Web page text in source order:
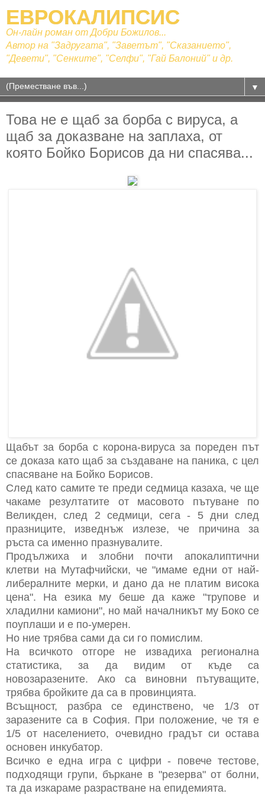
ЕВРОКАЛИПСИС
Он-лайн роман от Добри Божилов...
Автор на "Задругата", "Заветът", "Сказанието",
"Девети", "Сенките", "Селфи", "Гай Балоний" и др.
▼
Това не е щаб за борба с вируса, а
щаб за доказване на заплаха, от
която Бойко Борисов да ни спасява...
Щабът за борба с корона-вируса за пореден път
се доказа като щаб за създаване на паника, с цел
спасяване на Бойко Борисов.
След като самите те преди седмица казаха, че ще
чакаме резултатите от масовото пътуване по
Великден, след 2 седмици, сега - 5 дни след
празниците, изведнъж излезе, че причина за
ръста са именно празнувалите.
Продължиха и злобни почти апокалиптични
клетви на Мутафчийски, че "имаме едни от най-
либералните мерки, и дано да не платим висока
цена". На езика му беше да каже "трупове и
хладилни камиони", но май началникът му Боко се
поуплаши и е по-умерен.
Но ние трябва сами да си го помислим.
На всичкото отгоре не извадиха регионална
статистика, за да видим от къде са
новозаразените. Ако са виновни пътуващите,
трябва бройките да са в провинцията.
Всъщност, разбра се единствено, че 1/3 от
заразените са в София. При положение, че тя е
1/5 от населението, очевидно градът си остава
основен инкубатор.
Всичко е една игра с цифри - повече тестове,
подходящи групи, бъркане в "резерва" от болни,
та да изкараме разрастване на епидемията.